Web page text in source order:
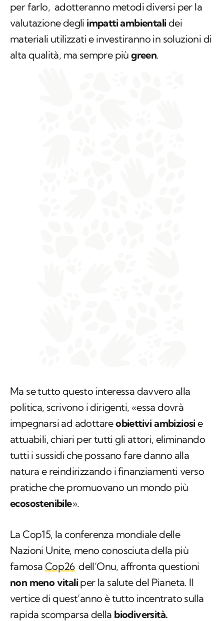
per farlo, adotteranno metodi diversi per la
valutazione degli impatti ambientali dei
materiali utilizzati e investiranno in soluzioni di
alta qualità, ma sempre piùgreen.
Ma se tutto questo interessa davvero alla
politica, scrivono i dirigenti, «essa dovrà
impegnarsi ad adottareobiettivi ambiziosi e
attuabili, chiari per tutti gli attori, eliminando
tutti i sussidi che possano fare danno alla
natura e reindirizzando i finanziamenti verso
pratiche che promuovano un mondo più
ecosostenibile».
La Cop15, la conferenza mondiale delle
Nazioni Unite, meno conosciuta della più
famosa Cop26 dell’Onu, affronta questioni
non meno vitali per la salute del Pianeta. Il
vertice di quest’anno è tutto incentrato sulla
rapida scomparsa della biodiversità.